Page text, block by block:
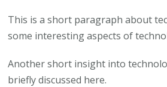
This is a short paragraph about
some interesting aspects of
Another short insight into
briefly discussed here.